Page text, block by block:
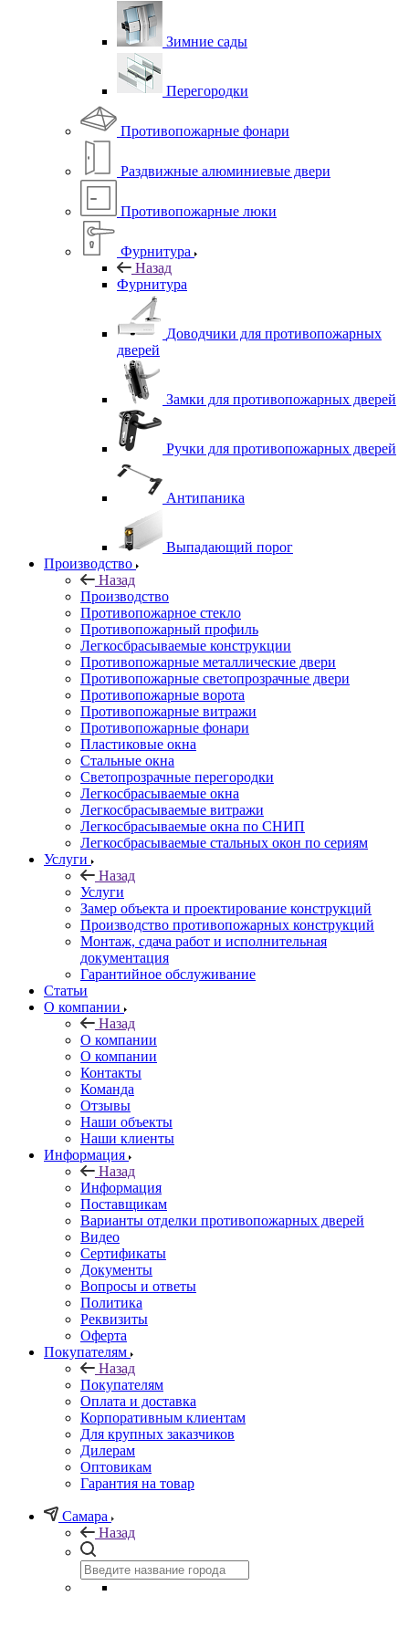
Зимние сады
Перегородки
Противопожарные фонари
Раздвижные алюминиевые двери
Противопожарные люки
Фурнитура
Назад
Фурнитура
Доводчики для противопожарных
дверей
Замки для противопожарных дверей
Ручки для противопожарных дверей
Антипаника
Выпадающий порог
Производство
Назад
Производство
Противопожарное стекло
Противопожарный профиль
Легкосбрасываемые конструкции
Противопожарные металлические двери
Противопожарные светопрозрачные двери
Противопожарные ворота
Противопожарные витражи
Противопожарные фонари
Пластиковые окна
Стальные окна
Светопрозрачные перегородки
Легкосбрасываемые окна
Легкосбрасываемые витражи
Легкосбрасываемые окна по СНИП
Легкосбрасываемые стальных окон по сериям
Услуги
Назад
Услуги
Замер объекта и проектирование конструкций
Производство противопожарных конструкций
Монтаж, сдача работ и исполнительная
документация
Гарантийное обслуживание
Статьи
О компании
Назад
О компании
О компании
Контакты
Команда
Отзывы
Наши объекты
Наши клиенты
Информация
Назад
Информация
Поставщикам
Варианты отделки противопожарных дверей
Видео
Сертификаты
Документы
Вопросы и ответы
Политика
Реквизиты
Оферта
Покупателям
Назад
Покупателям
Оплата и доставка
Корпоративным клиентам
Для крупных заказчиков
Дилерам
Оптовикам
Гарантия на товар
Самара
Назад